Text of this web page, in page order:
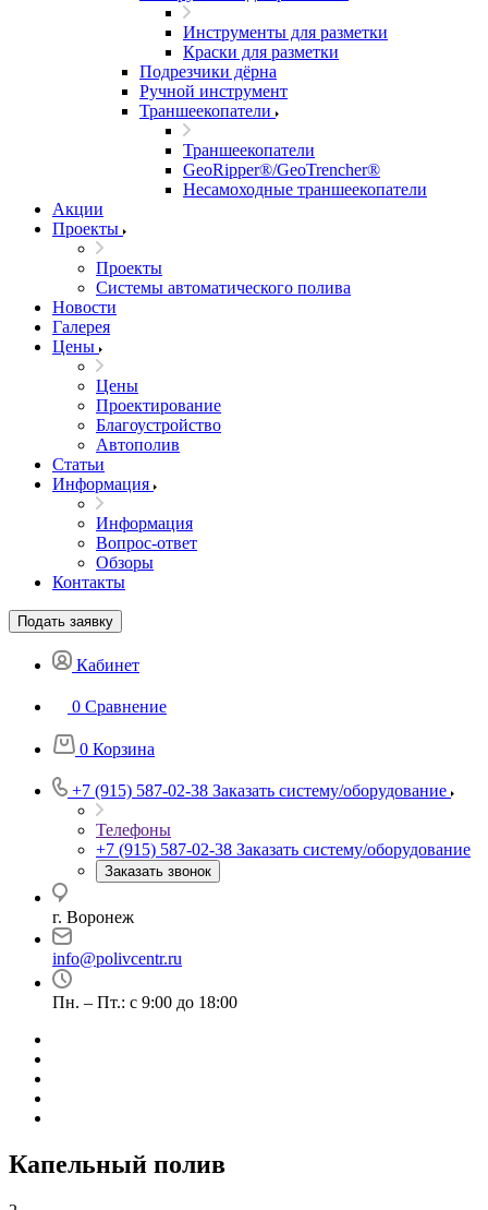
Инструменты для разметки
Краски для разметки
Подрезчики дёрна
Ручной инструмент
Траншеекопатели
Траншеекопатели
GeoRipper®/GeoTrencher®
Несамоходные траншеекопатели
Акции
Проекты
Проекты
Системы автоматического полива
Новости
Галерея
Цены
Цены
Проектирование
Благоустройство
Автополив
Статьи
Информация
Информация
Вопрос-ответ
Обзоры
Контакты
Подать заявку
Кабинет
0 Сравнение
0 Корзина
+7 (915) 587-02-38 Заказать систему/оборудование
Телефоны
+7 (915) 587-02-38 Заказать систему/оборудование
Заказать звонок
г. Воронеж
info@polivcentr.ru
Пн. – Пт.: с 9:00 до 18:00
Капельный полив